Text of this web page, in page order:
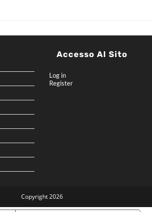
Accesso Al Sito
Log in
Register
Copyright 2026